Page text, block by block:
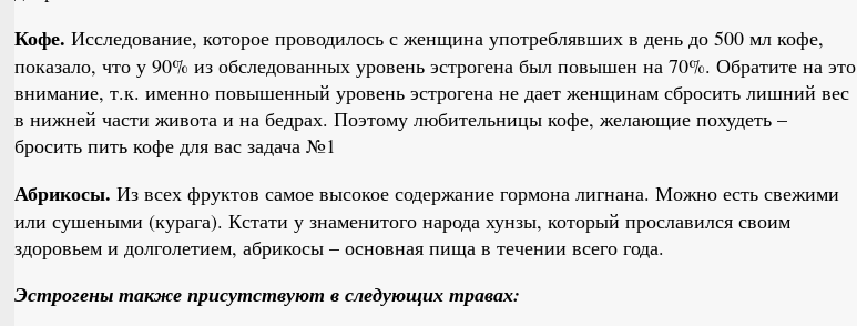
Кофе. Исследование, которое проводилось с женщина употреблявших в день до 500 мл кофе,
показало, что у 90% из обследованных уровень эстрогена был повышен на 70%. Обратите на это
внимание, т.к. именно повышенный уровень эстрогена не дает женщинам сбросить лишний вес
в нижней части живота и на бедрах. Поэтому любительницы кофе, желающие похудеть –
бросить пить кофе для вас задача №1
Абрикосы. Из всех фруктов самое высокое содержание гормона лигнана. Можно есть свежими
или сушеными (курага). Кстати у знаменитого народа хунзы, который прославился своим
здоровьем и долголетием, абрикосы – основная пища в течении всего года.
Эстрогены также присутствуют в следующих травах: